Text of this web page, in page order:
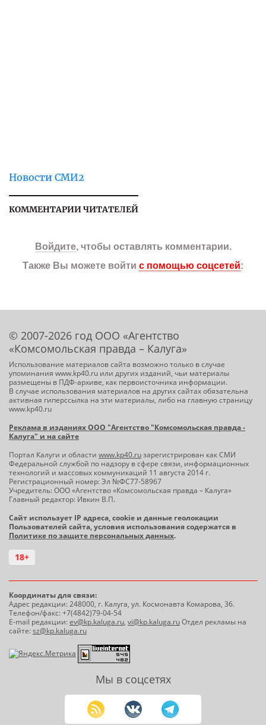
Новости СМИ2
КОММЕНТАРИИ ЧИТАТЕЛЕЙ
Войдите, чтобы оставлять комментарии.
Также Вы можете войти с помощью соцсетей:
© 2007-2026 год ООО «Агентство
«Комсомольская правда – Калуга»
Использование материалов сайта возможно только в случае
упоминания www.kp40.ru или других изданий, чьи материалы
размещены в ПДФ-архиве, как первоисточника информации.
В случае использования материалов на других сайтах обязательна
активная гиперссылка на эти материалы, либо на главную страницу
www.kp40.ru
Реклама в изданиях ООО "Агентство "Комсомольская правда -
Калуга" и на сайте
Портал Калуги и области www.kp40.ruзарегистрирован как СМИ
Федеральной службой по надзору в сфере связи, информационных
технологий и массовых коммуникаций 11 августа 2014 г.
Регистрационный номер: Эл №ФС77-58967
Учредитель: ООО «Агентство «Комсомольская правда – Калуга»
Главный редактор: Ивкин В.П.
Сайт использует IP адреса, cookie и данные геолокации
Пользователей сайта, условия использования содержатся в
Политике по защите персональных данных.
18+
Координаты для связи:
Адрес редакции: 248000, г. Калуга, ул. Космонавта Комарова, 36.
Телефон/факс: +7(4842)79-04-54
E-mail редакции:ev@kp.kaluga.ru, vi@kp.kaluga.ruОтдел рекламы на
сайте:sz@kp.kaluga.ru
Мы в соцсетях